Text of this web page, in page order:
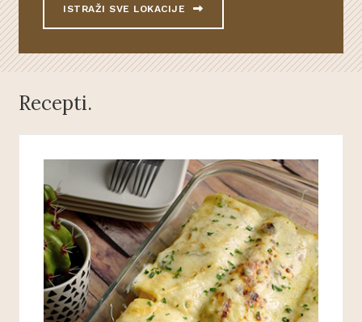
ISTRAŽI SVE LOKACIJE
Recepti.